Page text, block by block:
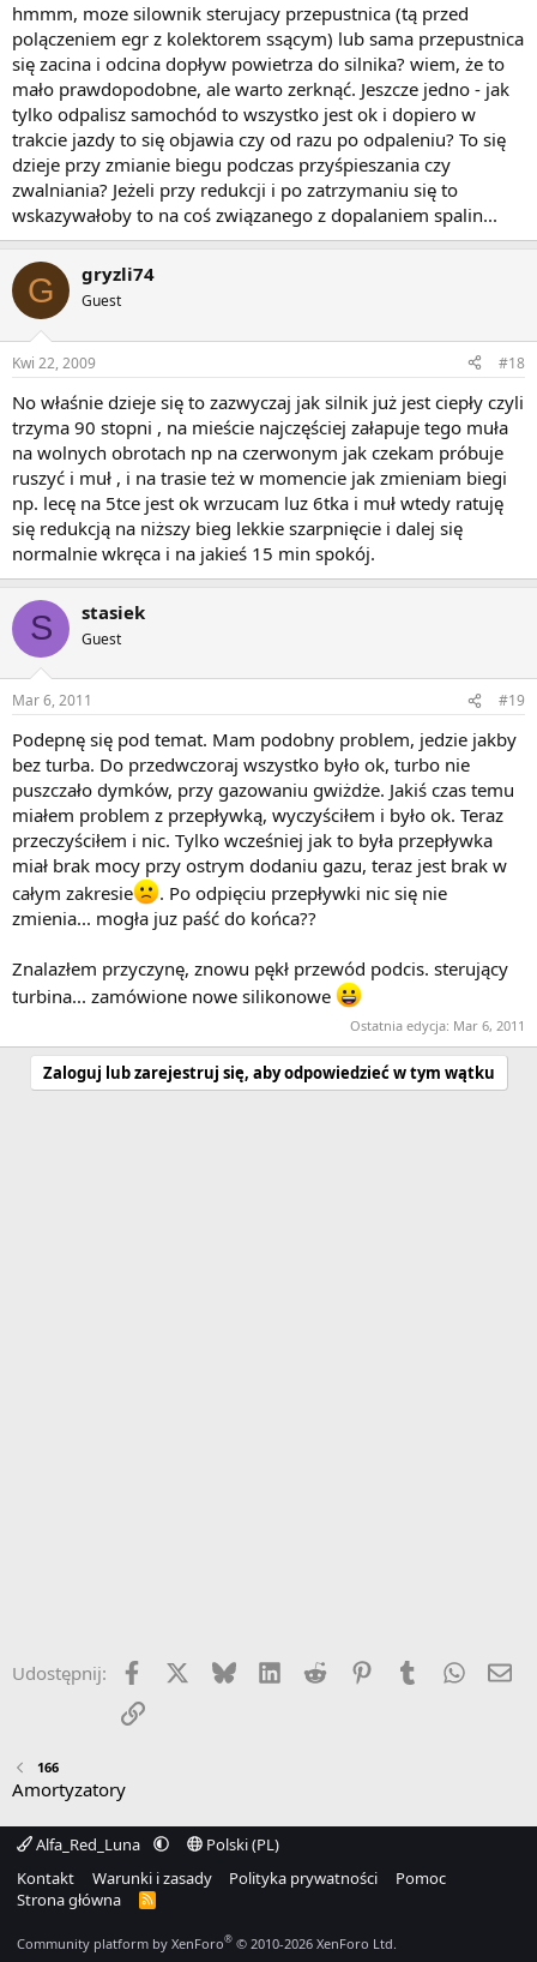
hmmm, moze silownik sterujacy przepustnica (tą przed
polączeniem egr z kolektorem ssącym) lub sama przepustnica
się zacina i odcina dopływ powietrza do silnika? wiem, że to
mało prawdopodobne, ale warto zerknąć. Jeszcze jedno - jak
tylko odpalisz samochód to wszystko jest ok i dopiero w
trakcie jazdy to się objawia czy od razu po odpaleniu? To się
dzieje przy zmianie biegu podczas przyśpieszania czy
zwalniania? Jeżeli przy redukcji i po zatrzymaniu się to
wskazywałoby to na coś związanego z dopalaniem spalin...
G gryzli74
Guest
Kwi 22, 2009 #18
No właśnie dzieje się to zazwyczaj jak silnik już jest ciepły czyli
trzyma 90 stopni , na mieście najczęściej załapuje tego muła
na wolnych obrotach np na czerwonym jak czekam próbuje
ruszyć i muł , i na trasie też w momencie jak zmieniam biegi
np. lecę na 5tce jest ok wrzucam luz 6tka i muł wtedy ratuję
się redukcją na niższy bieg lekkie szarpnięcie i dalej się
normalnie wkręca i na jakieś 15 min spokój.
S stasiek
Guest
Mar 6, 2011 #19
Podepnę się pod temat. Mam podobny problem, jedzie jakby
bez turba. Do przedwczoraj wszystko było ok, turbo nie
puszczało dymków, przy gazowaniu gwiżdże. Jakiś czas temu
miałem problem z przepływką, wyczyściłem i było ok. Teraz
przeczyściłem i nic. Tylko wcześniej jak to była przepływka
miał brak mocy przy ostrym dodaniu gazu, teraz jest brak w
całym zakresie
. Po odpięciu przepływki nic się nie
zmienia... mogła juz paść do końca??
Znalazłem przyczynę, znowu pękł przewód podcis. sterujący
turbina... zamówione nowe silikonowe
Ostatnia edycja: Mar 6, 2011
Zaloguj lub zarejestruj się, aby odpowiedzieć w tym wątku
Udostępnij: Facebook Bluesky LinkedInReddit PinterestTumblr
Link
166
Amortyzatory
Alfa_Red_Luna
Polski (PL)
Kontakt
Warunki i zasady Polityka prywatności
Pomoc
Strona główna
R
S
Community platform by XenForo® © 2010-2026 XenForo Ltd.